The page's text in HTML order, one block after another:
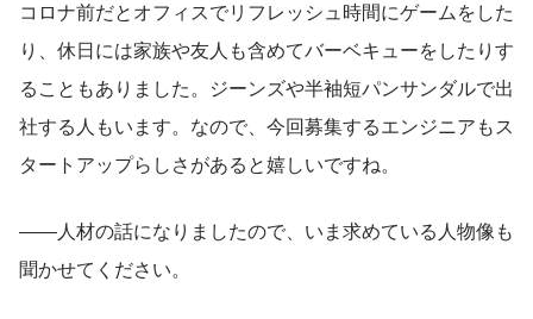
コロナ前だとオフィスでリフレッシュ時間にゲームをした
り、休日には家族や友人も含めてバーベキューをしたりす
ることもありました。ジーンズや半袖短パンサンダルで出
社する人もいます。なので、今回募集するエンジニアもス
タートアップらしさがあると嬉しいですね。
――人材の話になりましたので、いま求めている人物像も
聞かせてください。